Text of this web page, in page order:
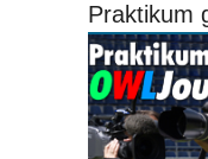
Praktikum